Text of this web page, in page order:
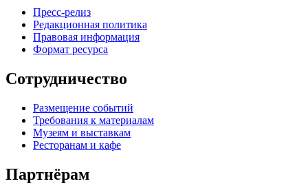
Пресс-релиз
Редакционная политика
Правовая информация
Формат ресурса
Сотрудничество
Размещение событий
Требования к материалам
Музеям и выставкам
Ресторанам и кафе
Партнёрам